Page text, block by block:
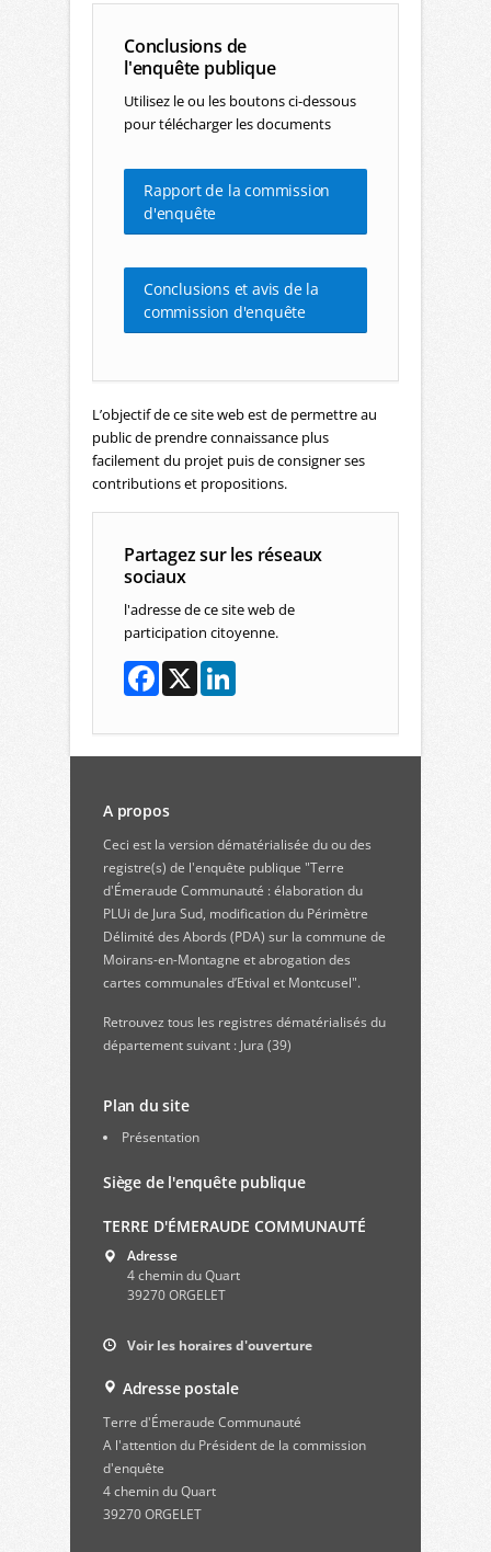
Conclusions de
l'enquête publique
Utilisez le ou les boutons ci-dessous
pour télécharger les documents
Rapport de la commission
d'enquête
Conclusions et avis de la
commission d'enquête
L’objectif de ce site web est de permettre au
public de prendre connaissance plus
facilement du projet puis de consigner ses
contributions et propositions.
Partagez sur les réseaux
sociaux
l'adresse de ce site web de
participation citoyenne.
A propos
Ceci est la version dématérialisée du ou des
registre(s) de l'enquête publique "Terre
d'Émeraude Communauté : élaboration du
PLUi de Jura Sud, modification du Périmètre
Délimité des Abords (PDA) sur la commune de
Moirans-en-Montagne et abrogation des
cartes communales d’Etival et Montcusel".
Retrouvez tous les registres dématérialisés du
département suivant : Jura (39)
Plan du site
Présentation
Siège de l'enquête publique
TERRE D'ÉMERAUDE COMMUNAUTÉ
Adresse
4 chemin du Quart
39270 ORGELET
Voir les horaires d'ouverture
Adresse postale
Terre d'Émeraude Communauté
A l'attention du Président de la commission
d'enquête
4 chemin du Quart
39270 ORGELET